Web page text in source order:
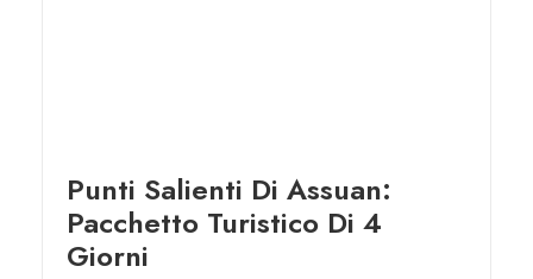
Punti Salienti Di Assuan:
Pacchetto Turistico Di 4
Giorni